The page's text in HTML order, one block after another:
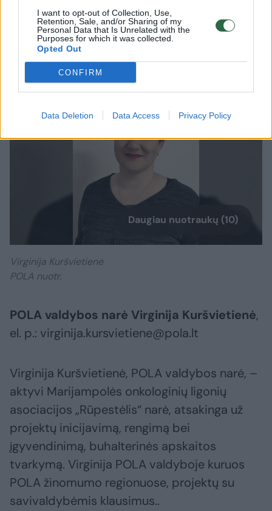
I want to opt-out of Collection, Use,
Retention, Sale, and/or Sharing of my
Personal Data that Is Unrelated with the
Purposes for which it was collected.
Opted Out
CONFIRM
Data Deletion Data Access Privacy Policy
plėtros tarybos kolegijos partnerių grupėje.
Jūratė kuruos slaugos ir pagalbos namuose
teikimo klausimus.
Daugiau nuotraukų (10)
Virginija Kuršvietienė
POLA nuotr.
POLA valdybos narė Virginija Kuršvietienė,
el. p.: virginija.kursvietiene@pola.lt
Virginija Kuršvietienė, POLA valdybos narė, –
aktyvi Marijampolės onkologinių ligonių
asociacijos „Rūpestėlis“ narė, atsakinga už
projektų inicijavimą, rengimą bei
įgyvendinimą, buhalterinės apskaitos
tvarkymą. Virginija POLA valdyboje kuruos
POLA žinomumo regionuose, projektų su
savivaldybėmis klausimus..